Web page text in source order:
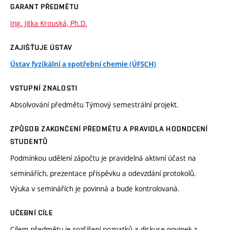
GARANT PŘEDMĚTU
Ing. Jitka Krouská, Ph.D.
ZAJIŠŤUJE ÚSTAV
Ústav fyzikální a spotřební chemie (ÚFSCH)
VSTUPNÍ ZNALOSTI
Absolvování předmětu Týmový semestrální projekt.
ZPŮSOB ZAKONČENÍ PŘEDMĚTU A PRAVIDLA HODNOCENÍ
STUDENTŮ
Podmínkou udělení zápočtu je pravidelná aktivní účast na
seminářích, prezentace příspěvku a odevzdání protokolů.
Výuka v seminářích je povinná a bude kontrolovaná.
UČEBNÍ CÍLE